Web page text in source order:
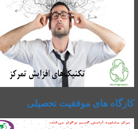
کارگاه های موفقیت تحصیلی